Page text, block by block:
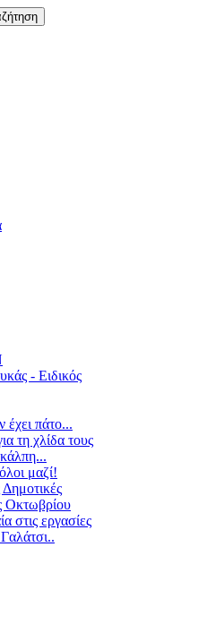
- Ειδικός
πάτο...
τη χλίδα τους
μαζί!
Δημοτικές
Οκτωβρίου
στις εργασίες